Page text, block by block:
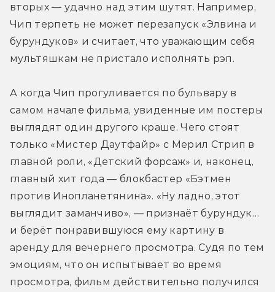
вторых — удачно над этим шутят. Например,
Чип терпеть не может перезапуск «Элвина и
бурундуков» и считает, что уважающим себя
мультяшкам не пристало исполнять рэп.
А когда Чип прогуливается по бульвару в
самом начале фильма, увиденные им постеры
выглядят один другого краше. Чего стоят
только «Мистер Даутфайр» с Мерил Стрип в
главной роли, «Детский форсаж» и, наконец,
главный хит года — блокбастер «Бэтмен
против Инопланетянина». «Ну ладно, этот
выглядит заманчиво», — признаёт бурундук…
и берёт понравившуюся ему картину в
аренду для вечернего просмотра. Судя по тем
эмоциям, что он испытывает во время
просмотра, фильм действительно получился